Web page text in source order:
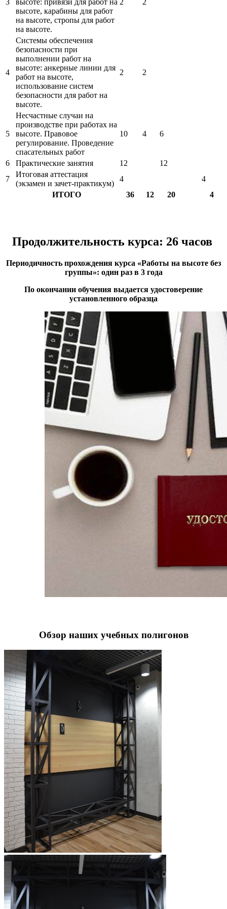
3
высоте: привязи для работ на
высоте, карабины для работ
на высоте, стропы для работ
на высоте.
2 2
4
Системы обеспечения
безопасности при
выполнении работ на
высоте: анкерные линии для
работ на высоте,
использование систем
безопасности для работ на
высоте.
2 2
5
Несчастные случаи на
производстве при работах на
высоте. Правовое
регулирование. Проведение
спасательных работ
10 4 6
6 Практические занятия 12
12
7
Итоговая аттестация
(экзамен и зачет-практикум)
4
4
ИТОГО
36 12 20 4
Продолжительность курса: 26 часов
Периодичность прохождения курса «Работы на высоте без
группы»: один раз в 3 года
По окончании обучения выдается удостоверение
установленного образца
Обзор наших учебных полигонов